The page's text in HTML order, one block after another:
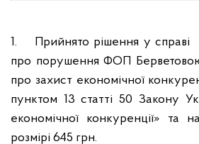
1. Прийнято рішення у
про порушення ФОП Берветовою
про захист економічної
пунктом 13 статті 50 Закону
економічної конкуренції» та
розмірі 645 грн.